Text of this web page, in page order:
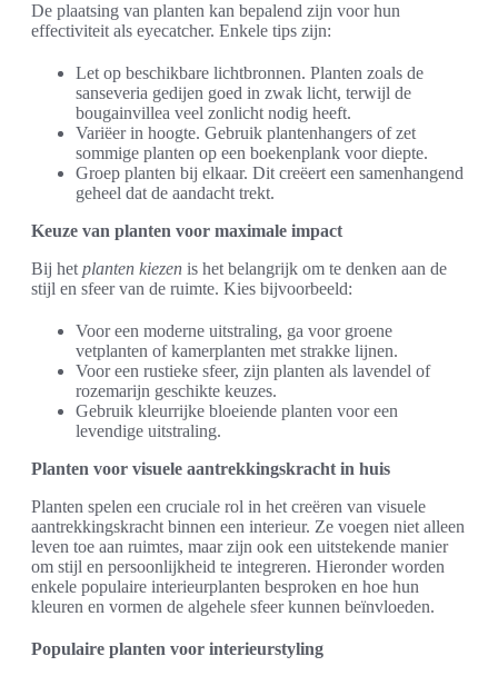
De plaatsing van planten kan bepalend zijn voor hun
effectiviteit als eyecatcher. Enkele tips zijn:
Let op beschikbare lichtbronnen. Planten zoals de
sanseveria gedijen goed in zwak licht, terwijl de
bougainvillea veel zonlicht nodig heeft.
Variëer in hoogte. Gebruik plantenhangers of zet
sommige planten op een boekenplank voor diepte.
Groep planten bij elkaar. Dit creëert een samenhangend
geheel dat de aandacht trekt.
Keuze van planten voor maximale impact
Bij het planten kiezen is het belangrijk om te denken aan de
stijl en sfeer van de ruimte. Kies bijvoorbeeld:
Voor een moderne uitstraling, ga voor groene
vetplanten of kamerplanten met strakke lijnen.
Voor een rustieke sfeer, zijn planten als lavendel of
rozemarijn geschikte keuzes.
Gebruik kleurrijke bloeiende planten voor een
levendige uitstraling.
Planten voor visuele aantrekkingskracht in huis
Planten spelen een cruciale rol in het creëren van visuele
aantrekkingskracht binnen een interieur. Ze voegen niet alleen
leven toe aan ruimtes, maar zijn ook een uitstekende manier
om stijl en persoonlijkheid te integreren. Hieronder worden
enkele populaire interieurplanten besproken en hoe hun
kleuren en vormen de algehele sfeer kunnen beïnvloeden.
Populaire planten voor interieurstyling